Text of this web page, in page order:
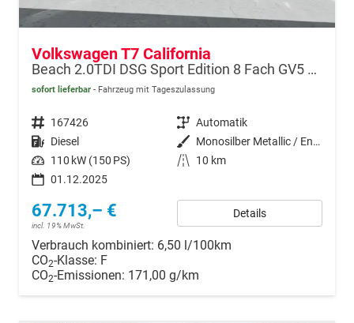
Volkswagen T7 California
Beach 2.0TDI DSG Sport Edition 8 Fach GV5 Premium+
sofort lieferbar Fahrzeug mit Tageszulassung
Fahrzeugnr. 167426 Getriebe Automatik
Kraftstoff Diesel Außenfarbe
Monosilber Metallic / Energetic Orange Metallic
Leistung 110 kW (150 PS) Kilometerstand
10 km
01.12.2025
67.713,– €
incl. 19% MwSt.
Details
Verbrauch kombiniert: 6,50 l/100km
CO2-Klasse: F
CO2-Emissionen: 171,00 g/km